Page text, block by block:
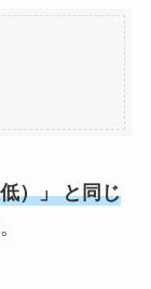
）」 と同じ